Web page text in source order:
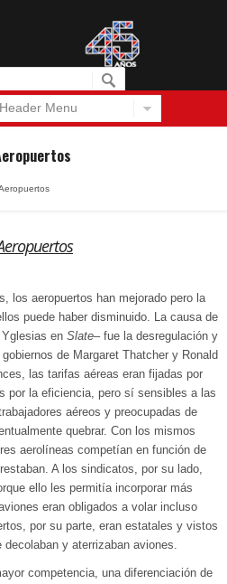
Header Menu
los aeropuertos han mejorado pero la
puede haber disminuido. La causa de
en Slate– fue la desregulación y
de Margaret Thatcher y Ronald
las tarifas aéreas eran fijadas por
por la eficiencia, pero sí sensibles a las
aéreos y preocupadas de
quebrar. Con los mismos
aerolíneas competían en función de
A los sindicatos, por su lado,
ello les permitía incorporar más
eran obligados a volar incluso
por su parte, eran estatales y vistos
y aterrizaban aviones.
competencia, una diferenciación de